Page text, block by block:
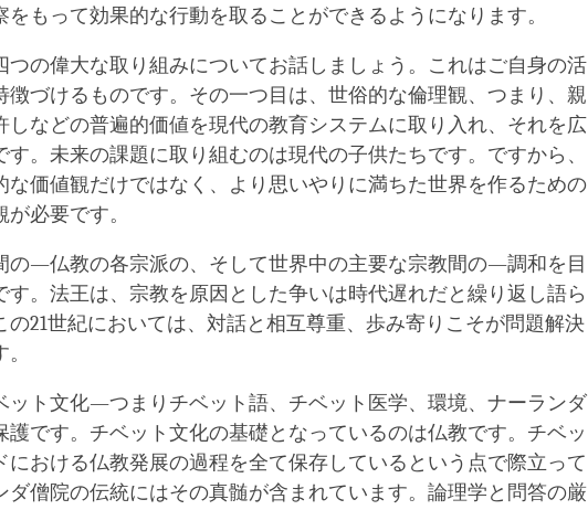
をもって効果的な行動を取ることができるようになります。
つの偉大な取り組みについてお話しましょう。これはご自身の活
徴づけるものです。その一つ目は、世俗的な倫理観、つまり、親
しなどの普遍的価値を現代の教育システムに取り入れ、それを広
す。未来の課題に取り組むのは現代の子供たちです。ですから、
な価値観だけではなく、より思いやりに満ちた世界を作るための
必要です。
の―仏教の各宗派の、そして世界中の主要な宗教間の―調和を目
す。法王は、宗教を原因とした争いは時代遅れだと繰り返し語ら
の21世紀においては、対話と相互尊重、歩み寄りこそが問題解決
ット文化―つまりチベット語、チベット医学、環境、ナーランダ
護です。チベット文化の基礎となっているのは仏教です。チベッ
における仏教発展の過程を全て保存しているという点で際立って
ダ僧院の伝統にはその真髄が含まれています。論理学と問答の厳